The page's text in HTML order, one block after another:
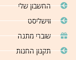
החשבון שלי
ווישליסט
שוברי מתנה
תקנון החנות